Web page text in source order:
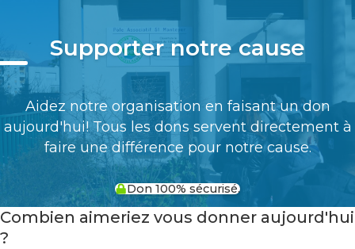
Supporter notre cause
Aidez notre organisation en faisant un don
aujourd'hui! Tous les dons servent directement à
faire une différence pour notre cause.
Don 100% sécurisé.
Combien aimeriez vous donner aujourd'hui
?